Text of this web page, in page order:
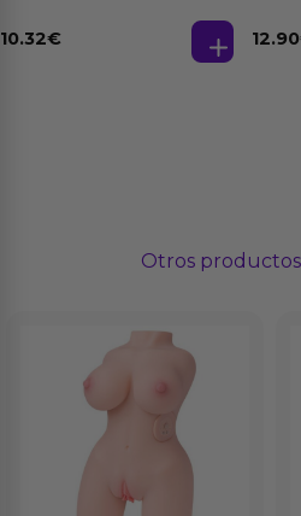
10.32€ 12.90
Otros productos